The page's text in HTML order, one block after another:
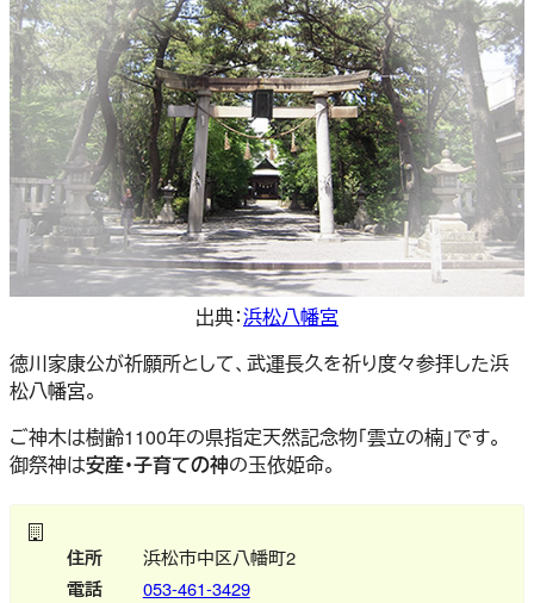
出典：浜松八幡宮
徳川家康公が祈願所として、武運長久を祈り度々参拝した浜
松八幡宮。
ご神木は樹齢1100年の県指定天然記念物「雲立の楠」です。
御祭神は安産・子育ての神の玉依姫命。
住所 浜松市中区八幡町2
電話 053-461-3429